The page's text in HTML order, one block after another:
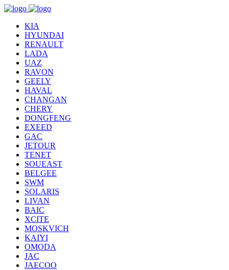
KIA
HYUNDAI
RENAULT
LADA
UAZ
RAVON
GEELY
HAVAL
CHANGAN
CHERY
DONGFENG
EXEED
GAC
JETOUR
TENET
SOUEAST
BELGEE
SWM
SOLARIS
LIVAN
BAIC
XCITE
MOSKVICH
KAIYI
OMODA
JAC
JAECOO